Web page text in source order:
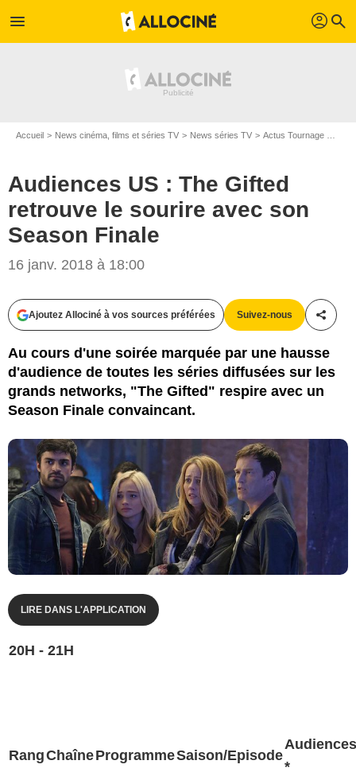
menu profil search
Accueil News cinéma, films et séries TV News séries TV Actus Tournage Séries TV
Audiences US : The Gifted
retrouve le sourire avec son
Season Finale
16 janv. 2018 à 18:00
Ajoutez Allociné à vos sources préférées Suivez-nous
Au cours d'une soirée marquée par une hausse
d'audience de toutes les séries diffusées sur les
grands networks, "The Gifted" respire avec un
Season Finale convaincant.
Eliza Morse/FOX
LIRE DANS L'APPLICATION
20H - 21H
RangChaîneProgrammeSaison/Episode
Audiences
*